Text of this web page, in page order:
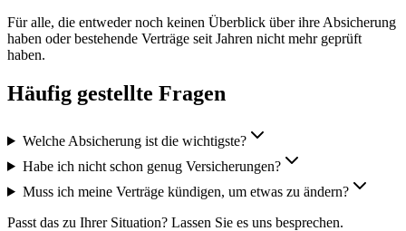
Für alle, die entweder noch keinen Überblick über ihre Absicherung
haben oder bestehende Verträge seit Jahren nicht mehr geprüft
haben.
Häufig gestellte Fragen
Welche Absicherung ist die wichtigste?
Habe ich nicht schon genug Versicherungen?
Muss ich meine Verträge kündigen, um etwas zu ändern?
Passt das zu Ihrer Situation? Lassen Sie es uns besprechen.